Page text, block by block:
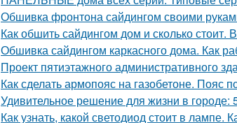
Обшивка фронтона сайдингом своими
Как обшить сайдингом дом и сколько
Обшивка сайдингом каркасного дома. Как
Проект пятиэтажного административного
Как сделать армопояс на газобетоне. Пояс
Удивительное решение для жизни в
Как узнать, какой светодиод стоит в лампе.